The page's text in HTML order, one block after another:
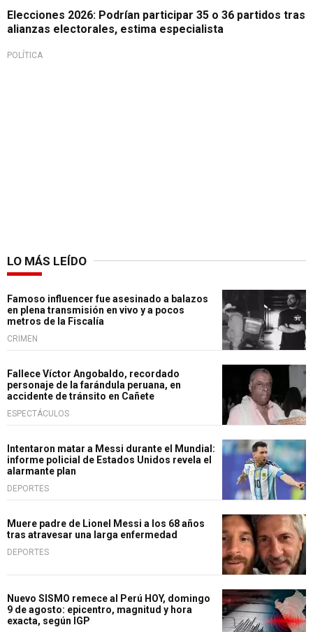
Elecciones 2026: Podrían participar 35 o 36 partidos tras
alianzas electorales, estima especialista
POLÍTICA
LO MÁS LEÍDO
Famoso influencer fue asesinado a balazos
en plena transmisión en vivo y a pocos
metros de la Fiscalía
CRIMEN
Fallece Víctor Angobaldo, recordado
personaje de la farándula peruana, en
accidente de tránsito en Cañete
ESPECTÁCULOS
Intentaron matar a Messi durante el Mundial:
informe policial de Estados Unidos revela el
alarmante plan
DEPORTES
Muere padre de Lionel Messi a los 68 años
tras atravesar una larga enfermedad
DEPORTES
Nuevo SISMO remece al Perú HOY, domingo
9 de agosto: epicentro, magnitud y hora
exacta, según IGP